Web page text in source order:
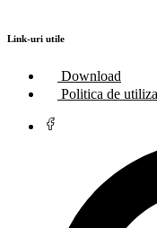
Link-uri utile
Download
Politica de